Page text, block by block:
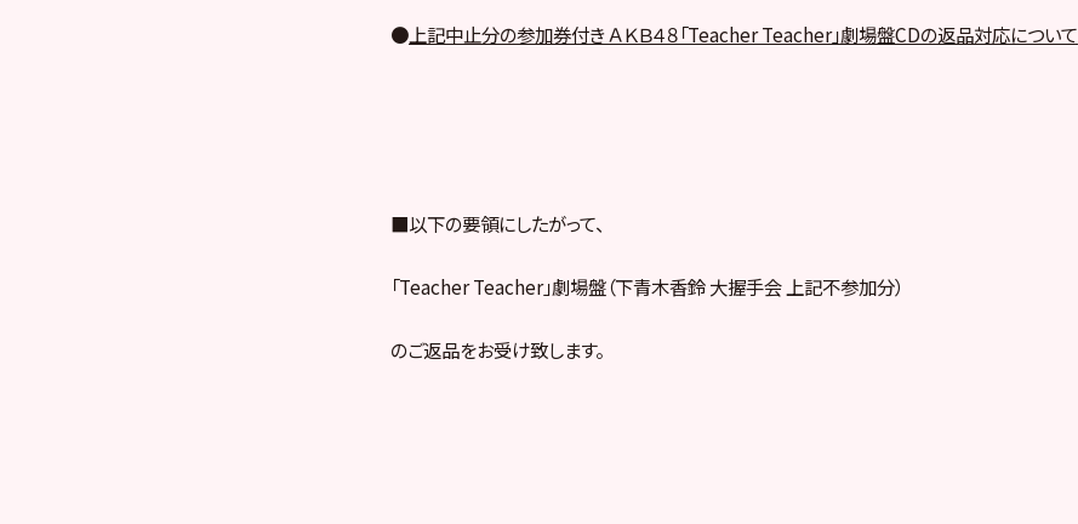
● 上記中止分の参加券付きＡＫＢ４８「Teacher Teacher」劇場盤CDの返品対応について
■以下の要領にしたがって、
「Teacher Teacher」劇場盤（下青木香鈴 大握手会 上記不参加分）
のご返品をお受け致します。